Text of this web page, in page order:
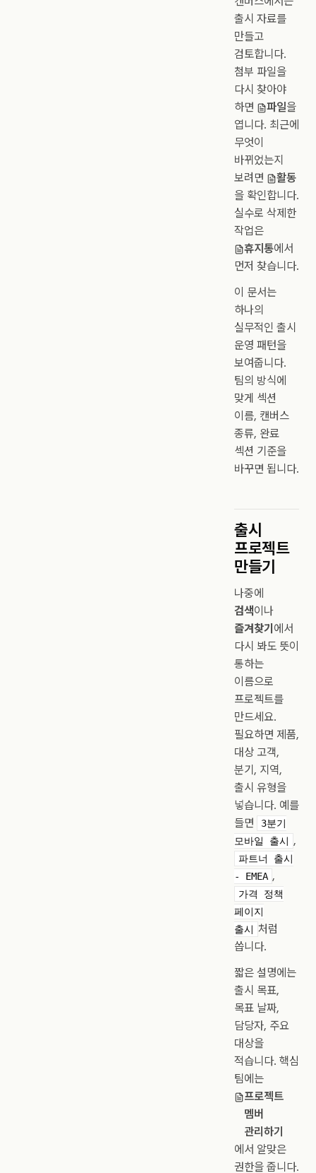
출시 자료를
만들고
검토합니다.
첨부 파일을
다시 찾아야
하면
파일을
엽니다. 최근에
무엇이
바뀌었는지
보려면
활동
을 확인합니다.
실수로 삭제한
작업은
휴지통에서
먼저 찾습니다.
이 문서는
하나의
실무적인 출시
운영 패턴을
보여줍니다.
팀의 방식에
맞게 섹션
이름, 캔버스
종류, 완료
섹션 기준을
바꾸면 됩니다.
출시
프로젝트
만들기
나중에
검색이나
즐겨찾기 에서
다시 봐도 뜻이
통하는
이름으로
프로젝트를
만드세요.
필요하면 제품,
대상 고객,
분기, 지역,
출시 유형을
넣습니다. 예를
들면
3분기
모바일 출시 ,
파트너 출시
- EMEA ,
가격 정책
페이지
출시 처럼
씁니다.
짧은 설명에는
출시 목표,
목표 날짜,
담당자, 주요
대상을
적습니다. 핵심
팀에는
프로젝트
멤버
관리하기
에서 알맞은
권한을 줍니다.